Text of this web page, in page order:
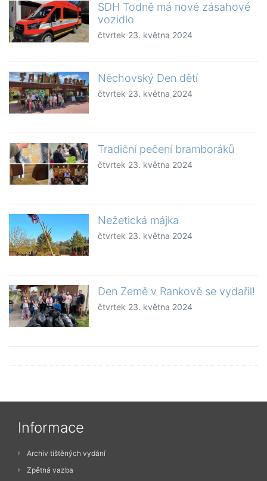
SDH Todně má nové zásahové
vozidlo
čtvrtek 23. května 2024
Něchovský Den dětí
čtvrtek 23. května 2024
Tradiční pečení bramboráků
čtvrtek 23. května 2024
Nežetická májka
čtvrtek 23. května 2024
Den Země v Rankově se vydařil!
čtvrtek 23. května 2024
Informace
Archiv tištěných vydání
Zpětná vazba